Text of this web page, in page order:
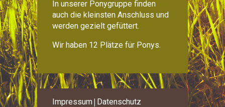
In unserer Ponygruppe finden
auch die kleinsten Anschluss und
werden gezielt gefüttert.
Wir haben 12 Plätze für Ponys.
Impressum Datenschutz